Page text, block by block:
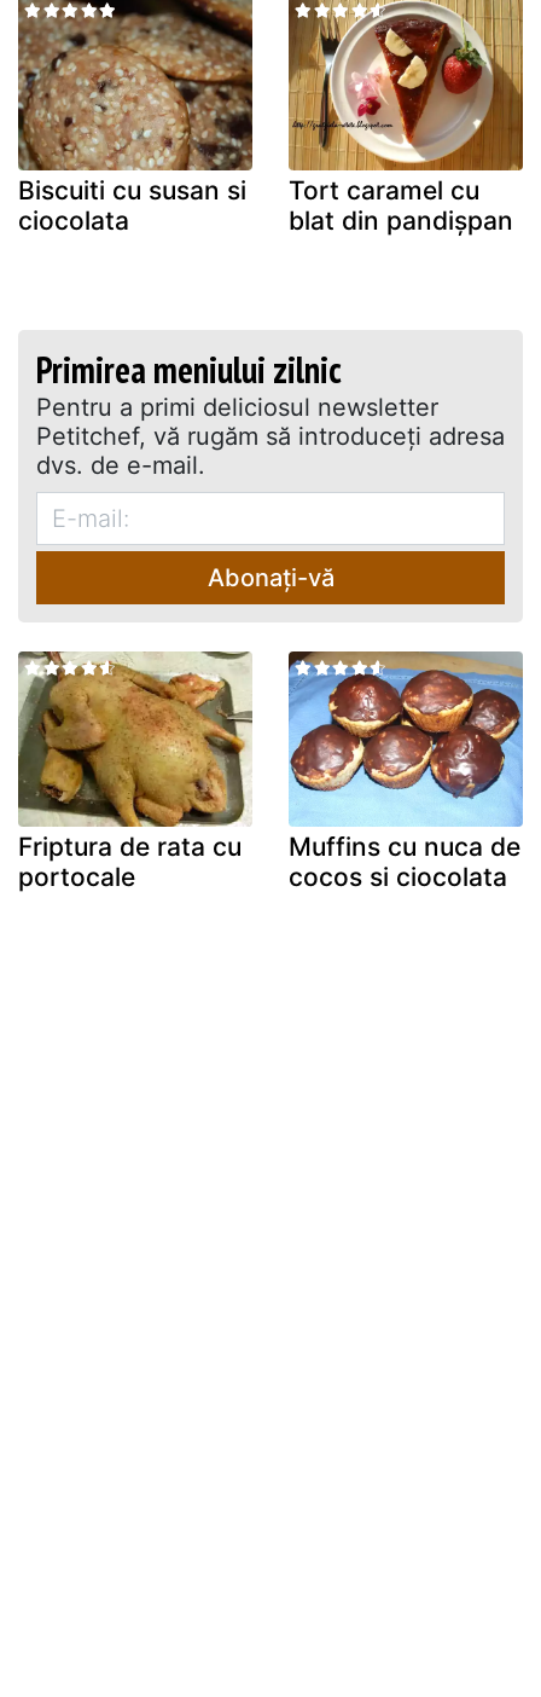
Biscuiti cu susan si
ciocolata
Tort caramel cu
blat din pandişpan
Primirea meniului zilnic
Pentru a primi deliciosul newsletter
Petitchef, vă rugăm să introduceţi adresa
dvs. de e-mail.
Abonați-vă
Friptura de rata cu
portocale
Muffins cu nuca de
cocos si ciocolata